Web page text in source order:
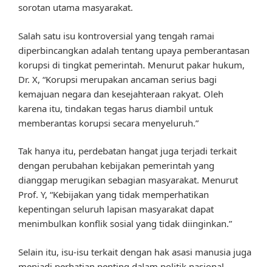
sorotan utama masyarakat.
Salah satu isu kontroversial yang tengah ramai
diperbincangkan adalah tentang upaya pemberantasan
korupsi di tingkat pemerintah. Menurut pakar hukum,
Dr. X, “Korupsi merupakan ancaman serius bagi
kemajuan negara dan kesejahteraan rakyat. Oleh
karena itu, tindakan tegas harus diambil untuk
memberantas korupsi secara menyeluruh.”
Tak hanya itu, perdebatan hangat juga terjadi terkait
dengan perubahan kebijakan pemerintah yang
dianggap merugikan sebagian masyarakat. Menurut
Prof. Y, “Kebijakan yang tidak memperhatikan
kepentingan seluruh lapisan masyarakat dapat
menimbulkan konflik sosial yang tidak diinginkan.”
Selain itu, isu-isu terkait dengan hak asasi manusia juga